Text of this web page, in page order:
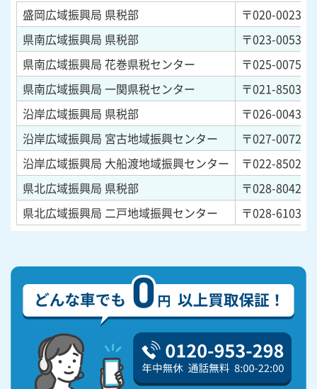
盛岡広域振興局 県税部 〒020-0023
県南広域振興局 県税部
〒023-0053
県南広域振興局 花巻県税センター
〒025-0075
県南広域振興局 一関県税センター
〒021-8503
沿岸広域振興局 県税部
〒026-0043
沿岸広域振興局 宮古地域振興センター
〒027-0072
沿岸広域振興局 大船渡地域振興センター
〒022-8502
県北広域振興局 県税部
〒028-8042
県北広域振興局 二戸地域振興センター
〒028-6103